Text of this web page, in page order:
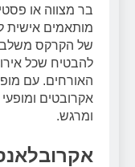
בר מצווה או
מותאמים אישית
של הקרקס משלב
להבטיח שכל
האורחים. עם
אקרובטים
ומרגש.